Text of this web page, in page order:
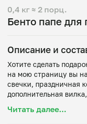
Бенто папе для
0,4 кг ≈ 2 порц.
Описание и
Хотите сделать
на мою страницу вы
свечки, праздничная
дополнительная
Вкусы: клубника-
Читать далее...